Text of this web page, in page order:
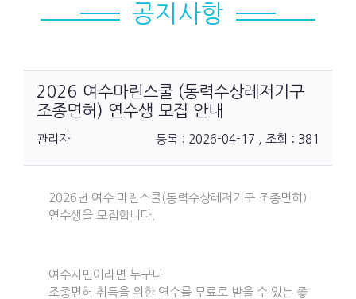
공지사항
2026 여수마린스쿨 (동력수상레저기구
조종면허) 연수생 모집 안내
관리자 등록 : 2026-04-17 , 조회 : 381
2026년 여수 마린스쿨(동력수상레저기구 조종면허)
연수생을 모집합니다.
여수시민이라면 누구나
조종면허 취득을 위한 연수를 무료로 받을 수 있는 좋